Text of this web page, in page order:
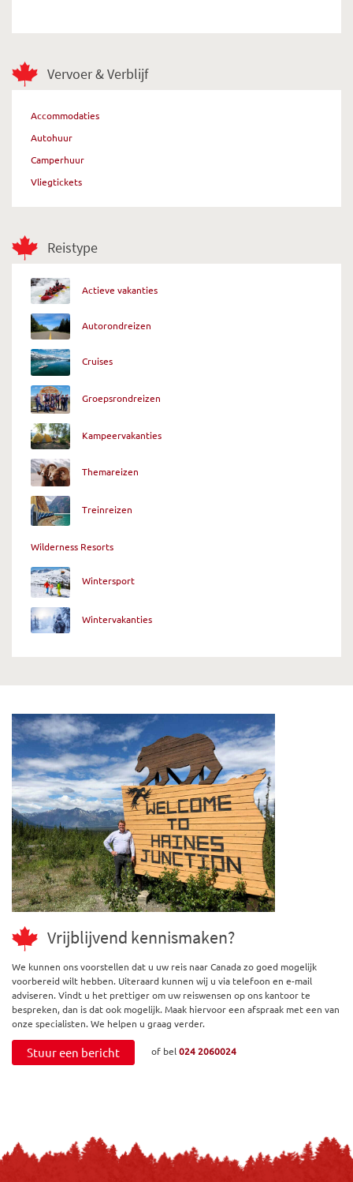
Vervoer & Verblijf
Accommodaties
Autohuur
Camperhuur
Vliegtickets
Reistype
Actieve vakanties
Autorondreizen
Cruises
Groepsrondreizen
Kampeervakanties
Themareizen
Treinreizen
Wilderness Resorts
Wintersport
Wintervakanties
Vrijblijvend kennismaken?
We kunnen ons voorstellen dat u uw reis naar Canada zo goed mogelijk
voorbereid wilt hebben. Uiteraard kunnen wij u via telefoon en e-mail
adviseren. Vindt u het prettiger om uw reiswensen op ons kantoor te
bespreken, dan is dat ook mogelijk. Maak hiervoor een afspraak met een van
onze specialisten. We helpen u graag verder.
Stuur een bericht of bel024 2060024